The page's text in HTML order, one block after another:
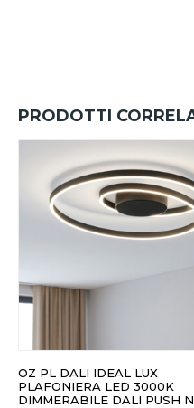
PRODOTTI
OZ PL DALI IDEAL LUX
PLAFONIERA LED 3000K
DIMMERABILE DALI PUSH